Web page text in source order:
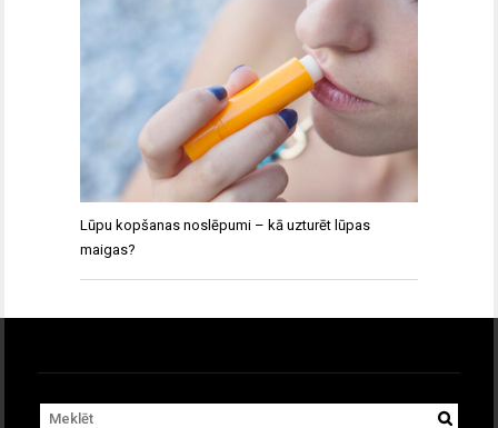
Lūpu kopšanas noslēpumi – kā uzturēt lūpas
maigas?